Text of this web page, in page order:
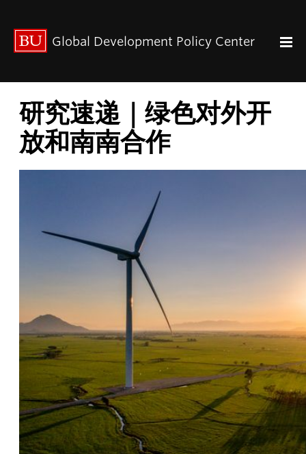
关于我们
联系我们
Paul Streeten 讲座
中心架构
数据资源
中国与全球发展
中心团队
Global Development Policy Center
研究速递｜绿色对外开
放和南南合作